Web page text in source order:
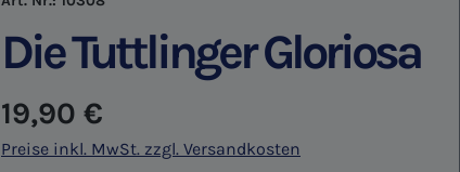
Die Tuttlinger Gloriosa
Regulärer Preis:
19,90 €
Preise inkl. MwSt. zzgl. Versandkosten